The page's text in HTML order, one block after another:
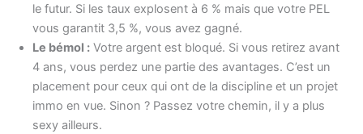
le futur. Si les taux explosent à 6 % mais que votre PEL
vous garantit 3,5 %, vous avez gagné.
Le bémol : Votre argent est bloqué. Si vous retirez avant
4 ans, vous perdez une partie des avantages. C’est un
placement pour ceux qui ont de la discipline et un projet
immo en vue. Sinon ? Passez votre chemin, il y a plus
sexy ailleurs.